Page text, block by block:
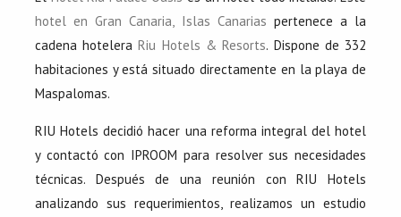
hotel en Gran Canaria, Islas Canarias pertenece a la
cadena hoteleraRiu Hotels & Resorts. Dispone de 332
habitaciones y está situado directamente en la playa de
Maspalomas.
RIU Hotels decidió hacer una reforma integral del hotel
y contactó con IPROOM para resolver sus necesidades
técnicas. Después de una reunión con RIU Hotels
analizando sus requerimientos, realizamos un estudio